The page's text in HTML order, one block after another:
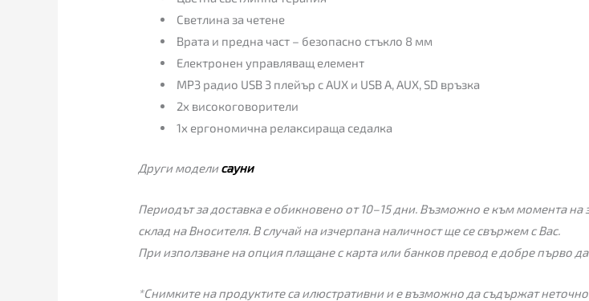
Светлина за четене
Врата и предна част – безопасно стъкло 8 мм
Електронен управляващ елемент
MP3 радио USB 3 плейър с AUX и USB A, AUX, SD връзка
2x високоговорители
1x ергономична релаксираща седалка
Други моделисауни
Периодът за доставка е обикновено от 10–15 дни. Възможно е към момента на
склад на Вносителя. В случай на изчерпана наличност ще се свържем с Вас.
При използване на опция плащане с карта или банков превод е добре първо
*Снимките на продуктите са илюстративни и е възможно да съдържат